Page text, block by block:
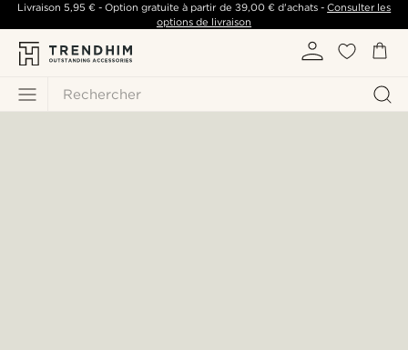
Rechercher
Livraison 5,95 €- Option gratuite à partir de 39,00 €d'achats -Consulter les
options de livraison